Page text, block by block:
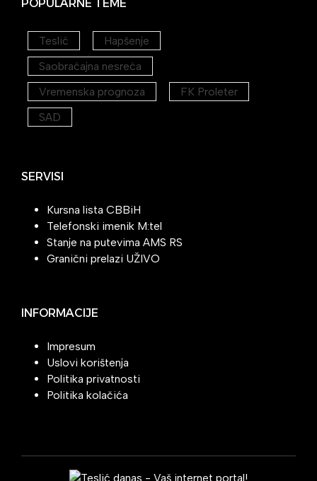
POPULARNE TEME
Teslić
Hapšenje
Saobraćajna nesreća
Vremenska prognoza
FK Proleter
SAD
SERVISI
Kursna lista CBBiH
Telefonski imenik M:tel
Stanje na putevima AMS RS
Granični prelazi UŽIVO
INFORMACIJE
Impresum
Uslovi korištenja
Politika privatnosti
Politika kolačića